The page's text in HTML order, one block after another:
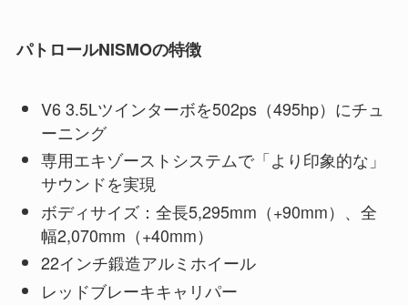
パトロールNISMOの特徴
V6 3.5Lツインターボを502ps（495hp）にチュ
ーニング
専用エキゾーストシステムで「より印象的な」
サウンドを実現
ボディサイズ：全長5,295mm（+90mm）、全
幅2,070mm（+40mm）
22インチ鍛造アルミホイール
レッドブレーキキャリパー